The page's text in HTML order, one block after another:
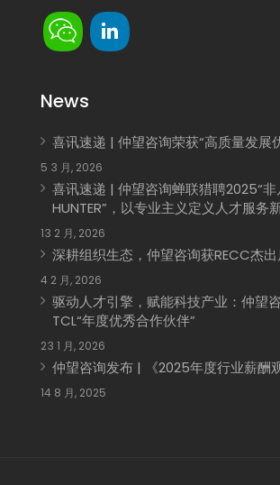
News
喜讯速递 | 仲望咨询荣获“高质量发展
5 3 月, 2026
喜讯速递 | 仲望咨询蝉联猎聘2025“非
HUNTER”，以专业主义定义人才服务
13 2 月, 2026
深耕组织生态，仲望咨询获RECC杰
4 2 月, 2026
驱动人才引擎，赋能科技产业：仲望
TCL“年度优秀合作伙伴”
23 1 月, 2026
仲望咨询发布 | 《2025年度行业薪酬
14 8 月, 2025